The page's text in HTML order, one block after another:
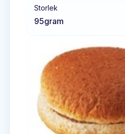
Storlek
95gram